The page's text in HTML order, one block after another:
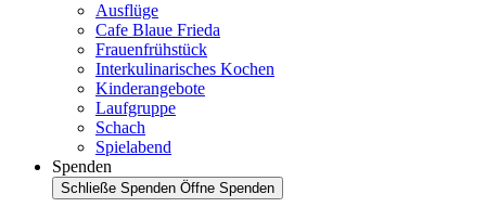
Ausflüge
Cafe Blaue Frieda
Frauenfrühstück
Interkulinarisches Kochen
Kinderangebote
Laufgruppe
Schach
Spielabend
Spenden
Schließe Spenden Öffne Spenden